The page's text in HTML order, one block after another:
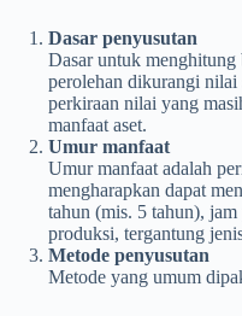
Dasar penyusutan
Dasar untuk menghitung
perolehan dikurangi nilai
perkiraan nilai yang
manfaat aset.
Umur manfaat
Umur manfaat adalah
mengharapkan dapat
tahun (mis. 5 tahun),
produksi, tergantung
Metode penyusutan
Metode yang umum